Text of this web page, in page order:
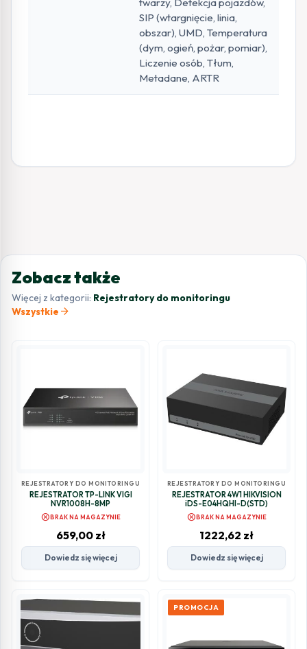
SIP (wtargnięcie, linia,
obszar), UMD, Temperatura
(dym, ogień, pożar, pomiar),
Liczenie osób, Tłum,
Metadane, ARTR
Zobacz także
Więcej z kategorii: Rejestratory do monitoringu
Wszystkie arrow_forward
REJESTRATORY DO MONITORINGU
REJESTRATOR TP-LINK VIGI
NVR1008H-8MP
cancelBRAK NA MAGAZYNIE
659,00 zł
Dowiedz się więcej
REJESTRATORY DO MONITORINGU
REJESTRATOR 4W1 HIKVISION
iDS-E04HQHI-D(STD)
cancelBRAK NA MAGAZYNIE
1222,62 zł
Dowiedz się więcej
PROMOCJA